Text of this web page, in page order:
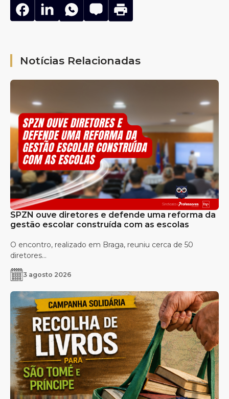
Notícias Relacionadas
SPZN ouve diretores e defende uma reforma da
gestão escolar construída com as escolas
O encontro, realizado em Braga, reuniu cerca de 50
diretores...
3 agosto 2026